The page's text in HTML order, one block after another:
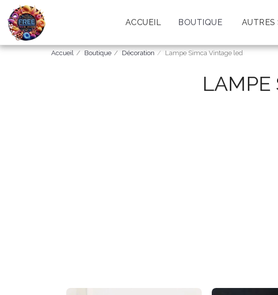
ACCUEIL BOUTIQUE AUTRES
Accueil Boutique Décoration Lampe Simca Vintage led
LAMPE